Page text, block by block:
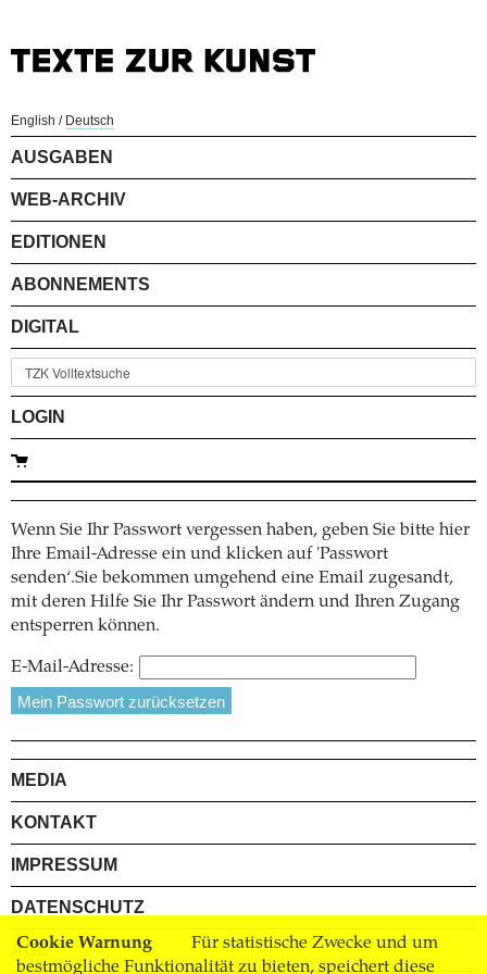
Cookie Warnung
Für statistische Zwecke und um
bestmögliche Funktionalität zu bieten, speichert diese
English / Deutsch
AUSGABEN
WEB-ARCHIV
EDITIONEN
ABONNEMENTS
DIGITAL
LOGIN
Wenn Sie Ihr Passwort vergessen haben, geben Sie bitte hier
Ihre Email-Adresse ein und klicken auf 'Passwort
senden‘.Sie bekommen umgehend eine Email zugesandt,
mit deren Hilfe Sie Ihr Passwort ändern und Ihren Zugang
entsperren können.
E-Mail-Adresse:
MEDIA
KONTAKT
IMPRESSUM
DATENSCHUTZ
AGB